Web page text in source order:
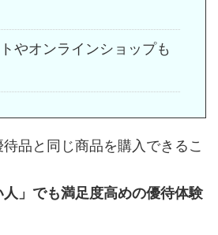
やオンラインショップも
品と同じ商品を購入できるこ
人」でも満足度高めの優待体験